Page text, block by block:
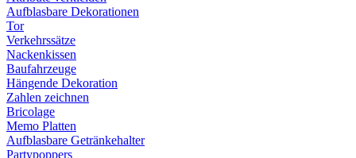
Aufblasbare Dekorationen
Tor
Verkehrssätze
Nackenkissen
Baufahrzeuge
Hängende Dekoration
Zahlen zeichnen
Bricolage
Memo Platten
Aufblasbare Getränkehalter
Partypoppers